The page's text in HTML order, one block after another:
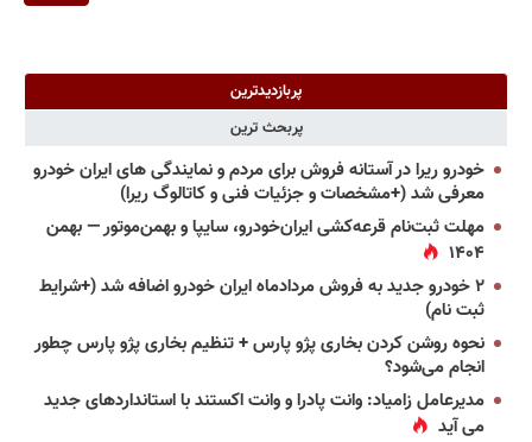
پربازدیدترین
پربحث ترین
خودرو ریرا در آستانه فروش برای مردم و نمایندگی های ایران خودرو
معرفی شد (+مشخصات و جزئیات فنی و کاتالوگ ریرا)
مهلت ثبت‌نام قرعه‌کشی ایران‌خودرو، سایپا و بهمن‌موتور — بهمن
۱۴۰۴
۲ خودرو جدید به فروش مردادماه ایران خودرو اضافه شد (+شرایط
ثبت نام)
نحوه روشن کردن بخاری پژو پارس + تنظیم بخاری پژو پارس چطور
انجام می‌شود؟
مدیرعامل زامیاد: وانت پادرا و وانت اکستند با استانداردهای جدید
می آید